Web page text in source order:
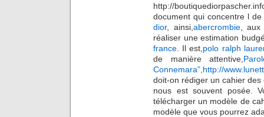
http://
document qui concentre l
dior, ainsi, abercrombie, aux
réaliser une estimation
france . Il est, polo ralph
de manière attentive,
Connemara”,http://
doit-on rédiger un cahier
nous est souvent posée.
télécharger un modèle de
modèle que vous pourrez